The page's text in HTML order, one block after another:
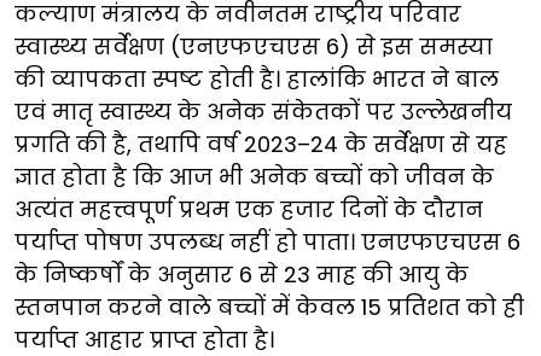
कल्याण मंत्रालय के नवीनतम राष्ट्रीय परिवार
स्वास्थ्य सर्वेक्षण (एनएफएचएस 6) से इस समस्या
की व्यापकता स्पष्ट होती है। हालांकि भारत ने बाल
एवं मातृ स्वास्थ्य के अनेक संकेतकों पर उल्लेखनीय
प्रगति की है, तथापि वर्ष 2023–24 के सर्वेक्षण से यह
ज्ञात होता है कि आज भी अनेक बच्चों को जीवन के
अत्यंत महत्त्वपूर्ण प्रथम एक हजार दिनों के दौरान
पर्याप्त पोषण उपलब्ध नहीं हो पाता। एनएफएचएस 6
के निष्कर्षों के अनुसार 6 से 23 माह की आयु के
स्तनपान करने वाले बच्चों में केवल 15 प्रतिशत को ही
पर्याप्त आहार प्राप्त होता है।